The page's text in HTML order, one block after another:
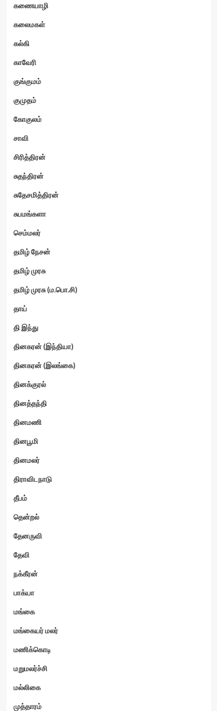
கணையாழி
கலைமகள்
கல்கி
காவேரி
குங்குமம்
குமுதம்
கோகுலம்
சாவி
சிரித்திரன்
சுதந்திரன்
சுதேசமித்திரன்
சுபமங்களா
செம்மலர்
தமிழ் நேசன்
தமிழ் முரசு
தமிழ் முரசு (ம.பொ.சி)
தாய்
தி இந்து
தினகரன் (இந்தியா)
தினகரன் (இலங்கை)
தினக்குரல்
தினத்தந்தி
தினமணி
தினபூமி
தினமலர்
திராவிடநாடு
தீபம்
தென்றல்
தேனருவி
தேவி
நக்கீரன்
பாக்யா
மங்கை
மங்கையர் மலர்
மணிக்கொடி
மறுமலர்ச்சி
மல்லிகை
முத்தாரம்